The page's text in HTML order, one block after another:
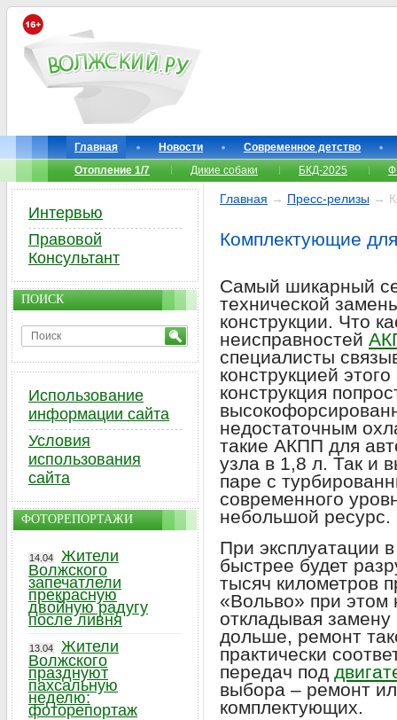
Главная Новости
Современное детство
Отопление 1/7
Дикие собаки БКД-2025
Главная → Пресс-релизы →
Комплектующие
Самый шикарный
технической
конструкции. Что
неисправностей
специалисты
конструкцией
конструкция
недостаточным
такие АКПП для
узла в 1,8 л. Так и
паре с
современного
небольшой ресурс.
При эксплуатации
быстрее будет
тысяч километров
«Вольво» при этом
откладывая
дольше, ремонт
практически
передач под
выбора – ремонт
комплектующих.
Интервью
Правовой
Консультант
ПОИСК
Использование
информации сайта
Условия
использования
сайта
ФОТОРЕПОРТАЖИ
14.04
Жители
Волжского
запечатлели
прекрасную
двойную радугу
после ливня
13.04
Жители
Волжского
празднуют
пахсальную
неделю:
фоторепортаж